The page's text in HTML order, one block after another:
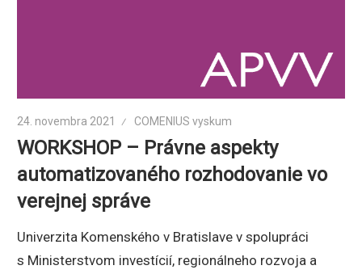
24. novembra 2021 COMENIUS vyskum
WORKSHOP – Právne aspekty
automatizovaného rozhodovanie vo
verejnej správe
Univerzita Komenského v Bratislave v spolupráci
s Ministerstvom investícií, regionálneho rozvoja a